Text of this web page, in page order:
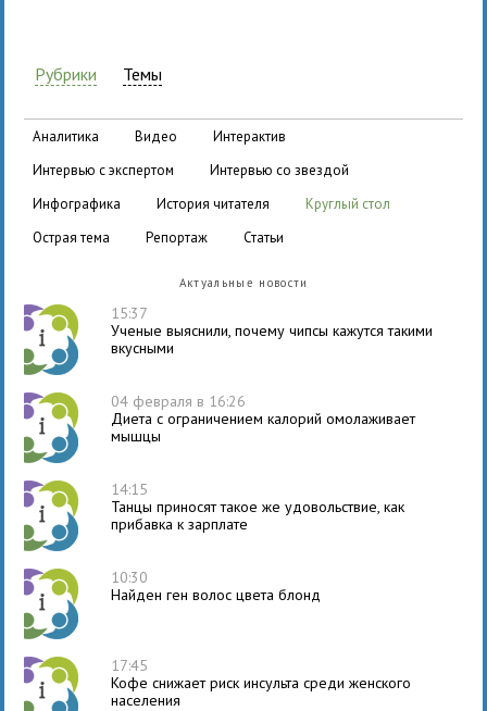
Рубрики Темы
аналитика видео
интерактив
интервью с экспертом
интервью со звездой
инфографика
история читателя
круглый стол
острая тема
репортаж статьи
Актуальные новости
15:37
Ученые выяснили, почему чипсы кажутся такими
вкусными
04 февраля в 16:26
Диета с ограничением калорий омолаживает
мышцы
14:15
Танцы приносят такое же удовольствие, как
прибавка к зарплате
10:30
Найден ген волос цвета блонд
17:45
Кофе снижает риск инсульта среди женского
населения